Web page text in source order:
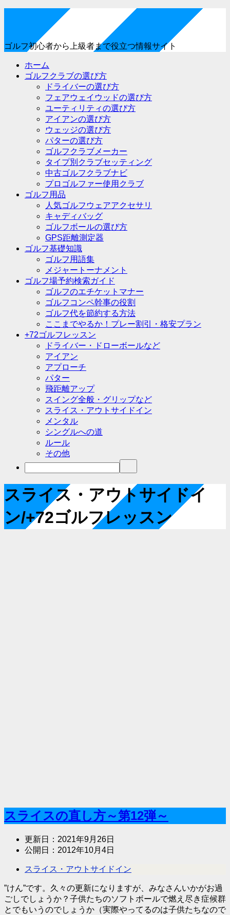
ゴルフ初心者から上級者まで役立つ情報サイト
ホーム
ゴルフクラブの選び方
ドライバーの選び方
フェアウェイウッドの選び方
ユーティリティの選び方
アイアンの選び方
ウェッジの選び方
パターの選び方
ゴルフクラブメーカー
タイプ別クラブセッティング
中古ゴルフクラブナビ
プロゴルファー使用クラブ
ゴルフ用品
人気ゴルフウェアアクセサリ
キャディバッグ
ゴルフボールの選び方
GPS距離測定器
ゴルフ基礎知識
ゴルフ用語集
メジャートーナメント
ゴルフ場予約検索ガイド
ゴルフのエチケットマナー
ゴルフコンペ幹事の役割
ゴルフ代を節約する方法
ここまでやるか！プレー割引・格安プラン
+72ゴルフレッスン
ドライバー・ドローボールなど
アイアン
アプローチ
パター
飛距離アップ
スイング全般・グリップなど
スライス・アウトサイドイン
メンタル
シングルへの道
ルール
その他
スライス・アウトサイドイ
ン/+72ゴルフレッスン
スライスの直し方～第12弾～
更新日： 2021年9月26日
公開日： 2012年10月4日
スライス・アウトサイドイン
”けん”です。久々の更新になりますが、みなさんいかがお過
ごしでしょうか？子供たちのソフトボールで燃え尽き症候群
とでもいうのでしょうか（実際やってるのは子供たちなので